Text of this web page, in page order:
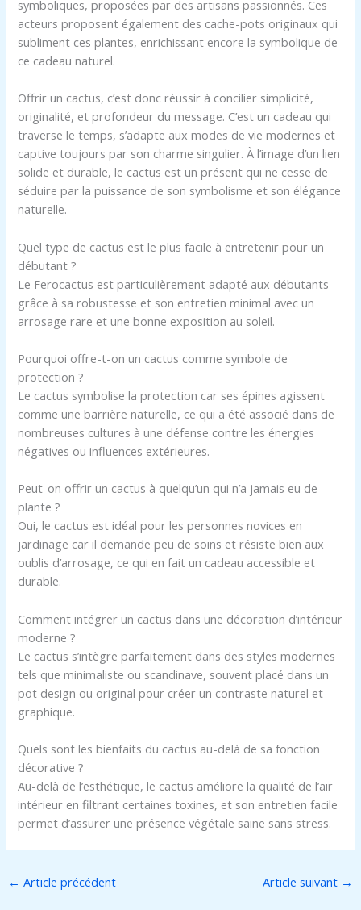
symboliques, proposées par des artisans passionnés. Ces
acteurs proposent également des cache-pots originaux qui
subliment ces plantes, enrichissant encore la symbolique de
ce cadeau naturel.
Offrir un cactus, c’est donc réussir à concilier simplicité,
originalité, et profondeur du message. C’est un cadeau qui
traverse le temps, s’adapte aux modes de vie modernes et
captive toujours par son charme singulier. À l’image d’un lien
solide et durable, le cactus est un présent qui ne cesse de
séduire par la puissance de son symbolisme et son élégance
naturelle.
Quel type de cactus est le plus facile à entretenir pour un
débutant ?
Le Ferocactus est particulièrement adapté aux débutants
grâce à sa robustesse et son entretien minimal avec un
arrosage rare et une bonne exposition au soleil.
Pourquoi offre-t-on un cactus comme symbole de
protection ?
Le cactus symbolise la protection car ses épines agissent
comme une barrière naturelle, ce qui a été associé dans de
nombreuses cultures à une défense contre les énergies
négatives ou influences extérieures.
Peut-on offrir un cactus à quelqu’un qui n’a jamais eu de
plante ?
Oui, le cactus est idéal pour les personnes novices en
jardinage car il demande peu de soins et résiste bien aux
oublis d’arrosage, ce qui en fait un cadeau accessible et
durable.
Comment intégrer un cactus dans une décoration d’intérieur
moderne ?
Le cactus s’intègre parfaitement dans des styles modernes
tels que minimaliste ou scandinave, souvent placé dans un
pot design ou original pour créer un contraste naturel et
graphique.
Quels sont les bienfaits du cactus au-delà de sa fonction
décorative ?
Au-delà de l’esthétique, le cactus améliore la qualité de l’air
intérieur en filtrant certaines toxines, et son entretien facile
permet d’assurer une présence végétale saine sans stress.
← Article précédent Article suivant →